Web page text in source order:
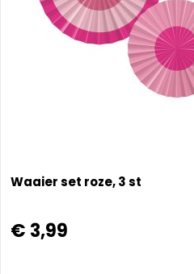
Waaier set roze, 3 st
€ 3,99